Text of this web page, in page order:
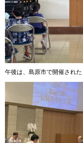
午後は、島原市で開催され